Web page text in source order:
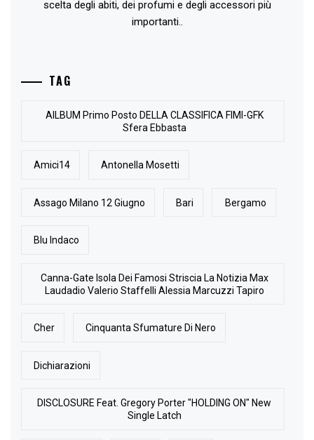
scelta degli abiti, dei profumi e degli accessori più
importanti..
TAG
AlLBUM Primo Posto DELLA CLASSIFICA FIMI-GFK
Sfera Ebbasta
Amici14 Antonella Mosetti
Assago Milano 12 Giugno Bari Bergamo
Blu Indaco
Canna-Gate Isola Dei Famosi Striscia La Notizia Max
Laudadio Valerio Staffelli Alessia Marcuzzi Tapiro
Cher Cinquanta Sfumature Di Nero
Dichiarazioni
DISCLOSURE Feat. Gregory Porter "HOLDING ON" New
Single Latch